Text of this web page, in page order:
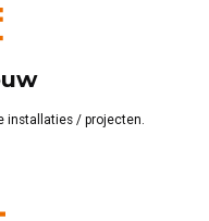
installaties / projecten.